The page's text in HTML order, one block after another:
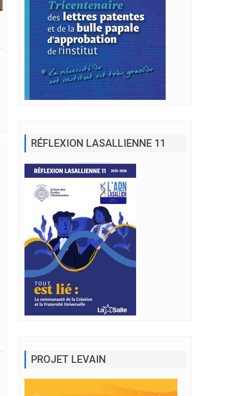
RÉFLEXION LASALLIENNE 11
PROJET LEVAIN